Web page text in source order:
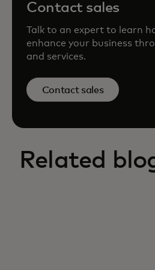
Contact sales
Talk to an expert to learn
enhance your business
and services.
Contact sales
Related